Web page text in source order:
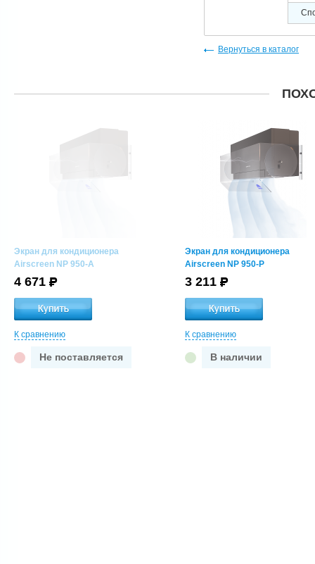
Вернуться в каталог
Экран для кондиционера
Airscreen NP 950-A
4 671
К сравнению
Не поставляется
Экран для кондиционера
Airscreen NP 950-P
3 211
К сравнению
В наличии